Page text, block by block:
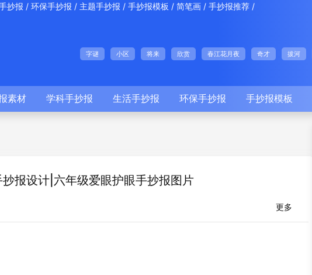
抄报 / 环保手抄报 / 主题手抄报 / 手抄报模板 / 简笔画 / 手抄报推荐 /
字谜 小区 将来 欣赏 春江花月夜 奇才 拔河
素材 学科手抄报 生活手抄报 环保手抄报 手抄报模板
报设计|六年级爱眼护眼手抄报图片
更多